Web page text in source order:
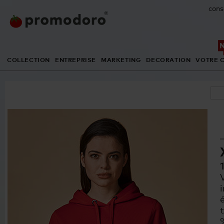
COLLECTION ENTREPRISE MARKETING DECORATION VOTRE